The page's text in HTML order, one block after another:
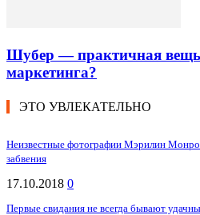
Шубер — практичная вещь
маркетинга?
ЭТО УВЛЕКАТЕЛЬНО
Неизвестные фотографии Мэрилин Монро
забвения
17.10.2018 0
Первые свидания не всегда бывают